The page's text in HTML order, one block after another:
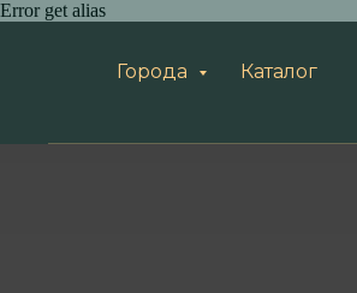
Города Каталог
Error get alias